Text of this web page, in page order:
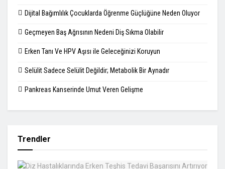
Dijital Bağımlılık Çocuklarda Öğrenme Güçlüğüne Neden Oluyor
Geçmeyen Baş Ağrısının Nedeni Diş Sıkma Olabilir
Erken Tanı Ve HPV Aşısı ile Geleceğinizi Koruyun
Selülit Sadece Selülit Değildir; Metabolik Bir Aynadır
Pankreas Kanserinde Umut Veren Gelişme
Trendler